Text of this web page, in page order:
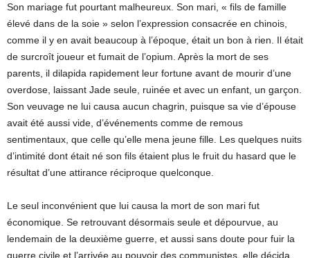
Son mariage fut pourtant malheureux. Son mari, « fils de famille
élevé dans de la soie » selon l’expression consacrée en chinois,
comme il y en avait beaucoup à l’époque, était un bon à rien. Il était
de surcroît joueur et fumait de l’opium. Après la mort de ses
parents, il dilapida rapidement leur fortune avant de mourir d’une
overdose, laissant Jade seule, ruinée et avec un enfant, un garçon.
Son veuvage ne lui causa aucun chagrin, puisque sa vie d’épouse
avait été aussi vide, d’événements comme de remous
sentimentaux, que celle qu’elle mena jeune fille. Les quelques nuits
d’intimité dont était né son fils étaient plus le fruit du hasard que le
résultat d’une attirance réciproque quelconque.
Le seul inconvénient que lui causa la mort de son mari fut
économique. Se retrouvant désormais seule et dépourvue, au
lendemain de la deuxième guerre, et aussi sans doute pour fuir la
guerre civile et l’arrivée au pouvoir des communistes, elle décida